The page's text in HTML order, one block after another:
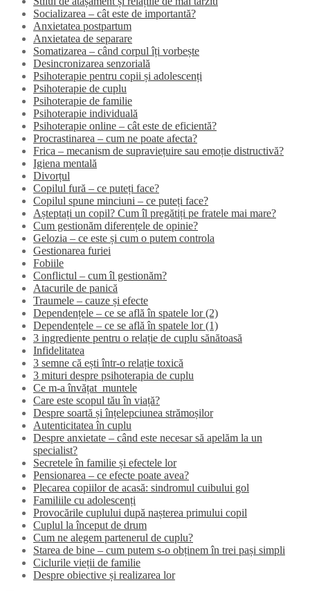
Socializarea – cât este de importantă?
Anxietatea postpartum
Anxietatea de separare
Somatizarea – când corpul îți vorbește
Desincronizarea senzorială
Psihoterapie pentru copii și adolescenți
Psihoterapie de cuplu
Psihoterapie de familie
Psihoterapie individuală
Psihoterapie online – cât este de eficientă?
Procrastinarea – cum ne poate afecta?
Frica – mecanism de supraviețuire sau emoție distructivă?
Igiena mentală
Divorțul
Copilul fură – ce puteți face?
Copilul spune minciuni – ce puteți face?
Așteptați un copil? Cum îl pregătiți pe fratele mai mare?
Cum gestionăm diferențele de opinie?
Gelozia – ce este și cum o putem controla
Gestionarea furiei
Fobiile
Conflictul – cum îl gestionăm?
Atacurile de panică
Traumele – cauze și efecte
Dependențele – ce se află în spatele lor (2)
Dependențele – ce se află în spatele lor (1)
3 ingrediente pentru o relație de cuplu sănătoasă
Infidelitatea
3 semne că ești într-o relație toxică
3 mituri despre psihoterapia de cuplu
Ce m-a învățat muntele
Care este scopul tău în viață?
Despre soartă și înțelepciunea strămoșilor
Autenticitatea în cuplu
Despre anxietate – când este necesar să apelăm la un
specialist?
Secretele în familie și efectele lor
Pensionarea – ce efecte poate avea?
Plecarea copiilor de acasă: sindromul cuibului gol
Familiile cu adolescenți
Provocările cuplului după nașterea primului copil
Cuplul la început de drum
Cum ne alegem partenerul de cuplu?
Starea de bine – cum putem s-o obținem în trei pași simpli
Ciclurile vieții de familie
Despre obiective și realizarea lor